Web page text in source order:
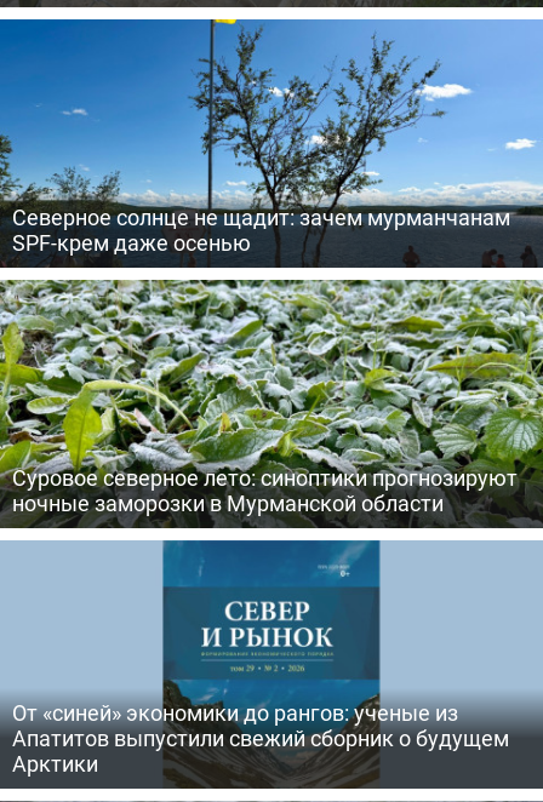
Северное солнце не щадит: зачем мурманчанам
SPF-крем даже осенью
Суровое северное лето: синоптики прогнозируют
ночные заморозки в Мурманской области
От «синей» экономики до рангов: ученые из
Апатитов выпустили свежий сборник о будущем
Арктики